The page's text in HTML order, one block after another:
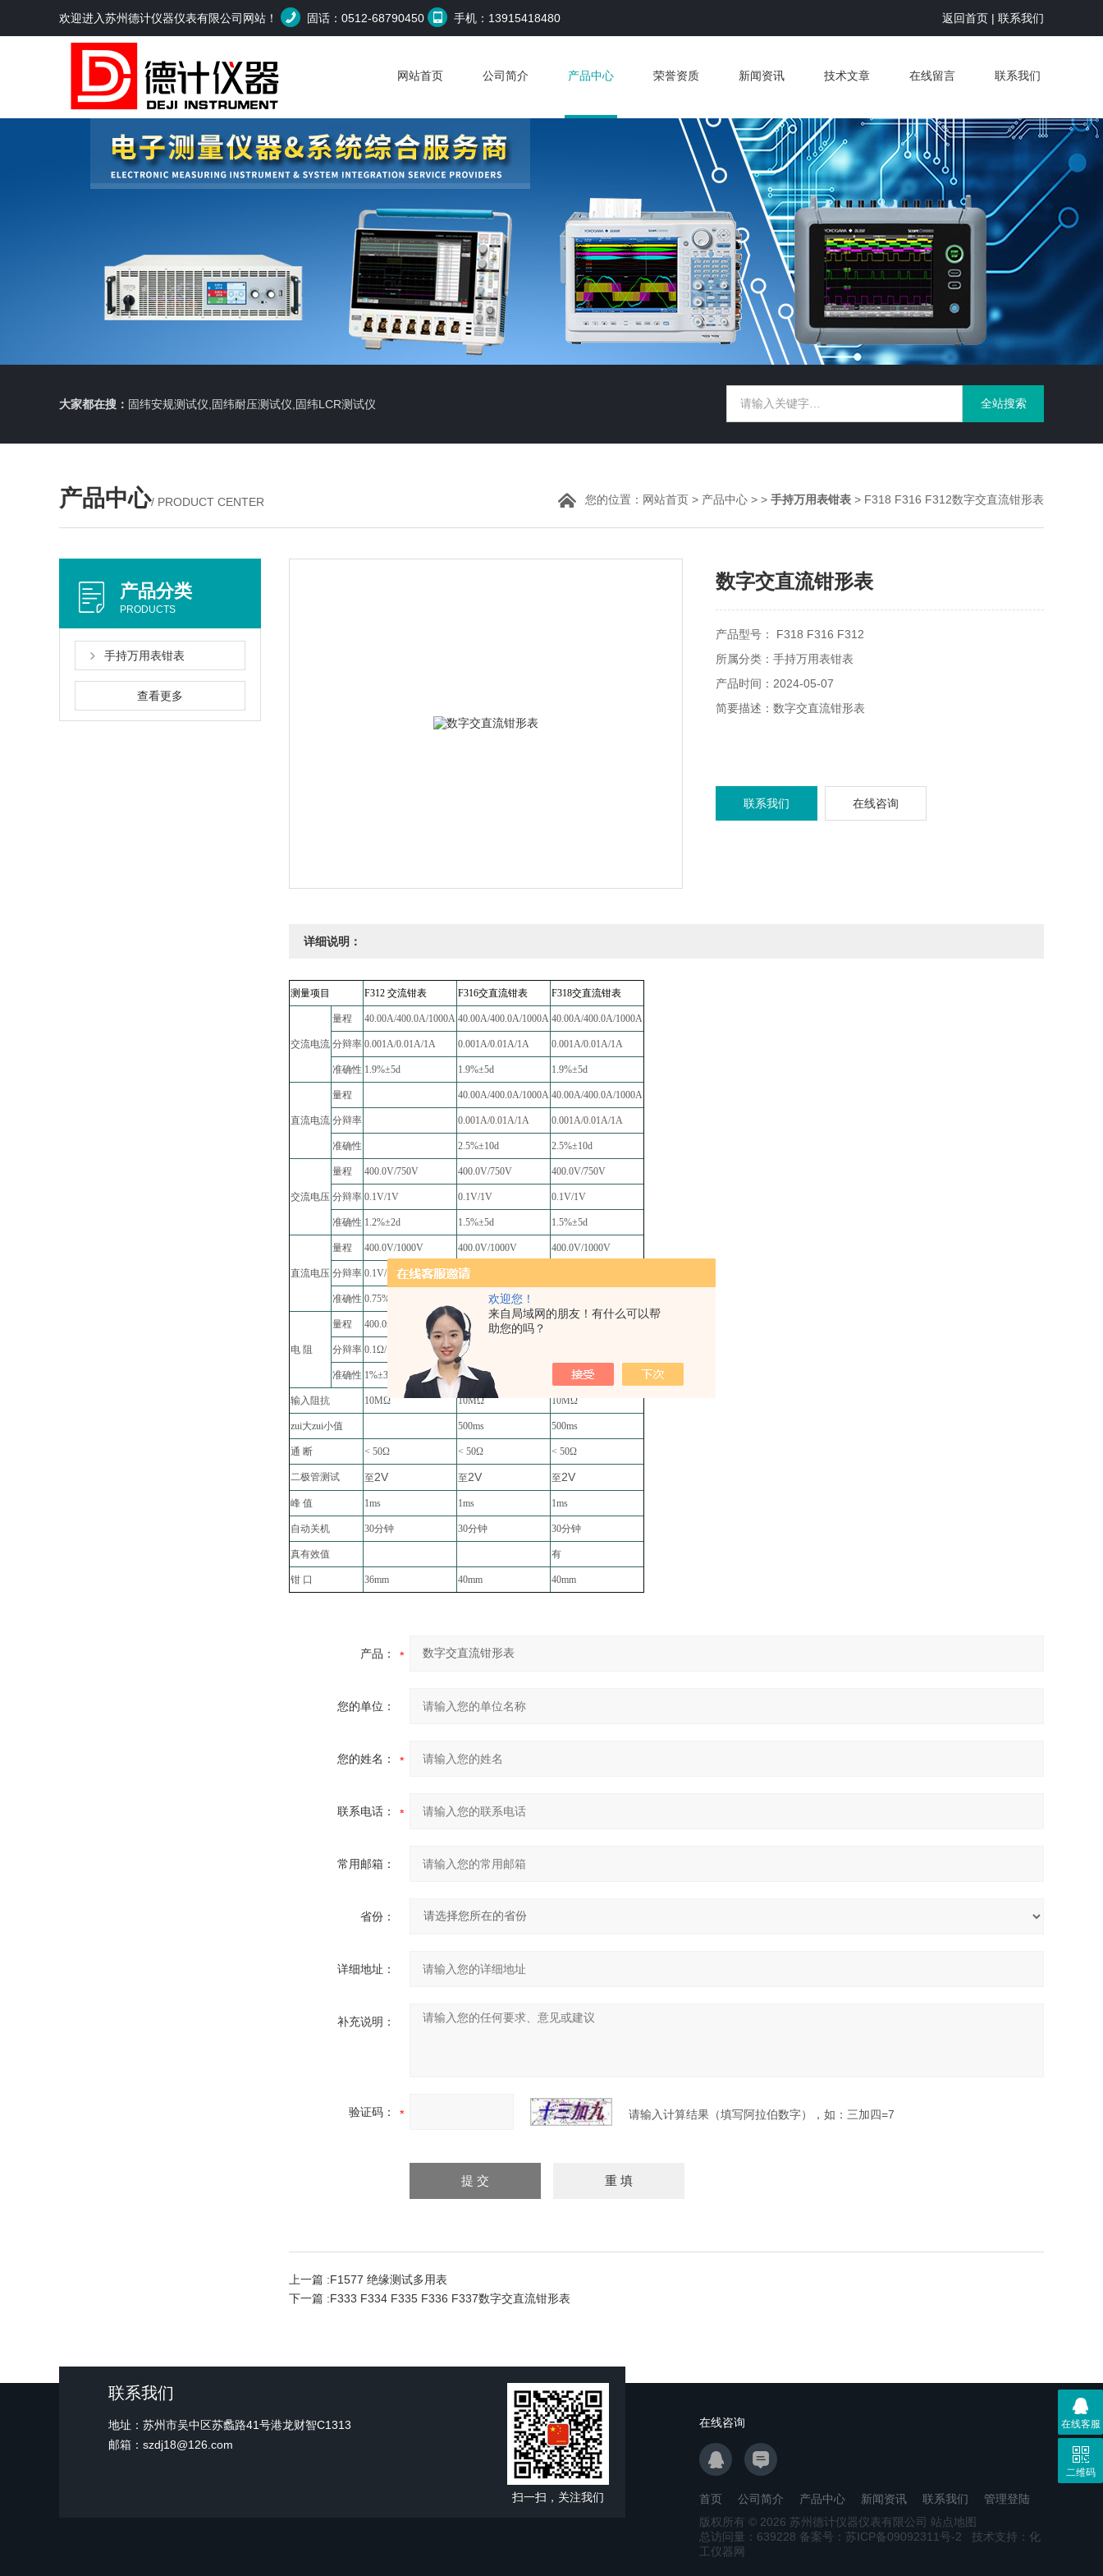
欢迎您！
来自局域网的朋友！有什么可以帮
助您的吗？
欢迎进入苏州德计仪器仪表有限公司网站！ 固话：0512-68790450 手机：13915418480 返回首页 | 联系我们
网站首页 公司简介 产品中心 荣誉资质 新闻资讯 技术文章 在线留言 联系我们
大家都在搜： 固纬安规测试仪,固纬耐压测试仪,固纬LCR测试仪
产品中心/ PRODUCT CENTER 您的位置： 网站首页 > 产品中心 > > 手持万用表钳表 > F318 F316 F312数字交直流钳形表
产品分类
PRODUCTS
手持万用表钳表
查看更多
数字交直流钳形表
产品型号： F318 F316 F312
所属分类：手持万用表钳表
产品时间：2024-05-07
简要描述：数字交直流钳形表
联系我们 在线咨询
详细说明：
测量项目 F312 交流钳表 F316交直流钳表 F318交直流钳表
交流电流
量程 40.00A/400.0A/1000A 40.00A/400.0A/1000A 40.00A/400.0A/1000A
分辩率 0.001A/0.01A/1A 0.001A/0.01A/1A 0.001A/0.01A/1A
准确性 1.9%±5d 1.9%±5d 1.9%±5d
直流电流
量程 40.00A/400.0A/1000A 40.00A/400.0A/1000A
分辩率 0.001A/0.01A/1A 0.001A/0.01A/1A
准确性 2.5%±10d 2.5%±10d
交流电压
量程 400.0V/750V 400.0V/750V 400.0V/750V
分辩率 0.1V/1V 0.1V/1V 0.1V/1V
准确性 1.2%±2d 1.5%±5d 1.5%±5d
直流电压
量程 400.0V/1000V 400.0V/1000V 400.0V/1000V
分辩率 0.1V/1V 0.1V/1V
准确性 0.75%±2d
电 阻
量程 400.0Ω/4000Ω 400.0Ω/4000Ω
分辩率 0.1Ω/1Ω 0.1Ω/1Ω
准确性 1%±3d 1%±3d 1%±3d
输入阻抗 10MΩ 10MΩ 10MΩ
zui大zui小值 500ms 500ms
通 断 < 50Ω < 50Ω < 50Ω
二极管测试 至2V 至2V 至2V
峰 值 1ms 1ms 1ms
自动关机 30分钟 30分钟 30分钟
真有效值 有
钳 口 36mm 40mm 40mm
产品：
您的单位：
您的姓名：
联系电话：
常用邮箱：
省份：
详细地址：
补充说明：
验证码： 请输入计算结果（填写阿拉伯数字），如：三加四=7
上一篇 :F1577 绝缘测试多用表
下一篇 :F333 F334 F335 F336 F337数字交直流钳形表
联系我们
地址：苏州市吴中区苏蠡路41号港龙财智C1313
邮箱：szdj18@126.com
扫一扫，关注我们
在线咨询
首页 公司简介 产品中心 新闻资讯 联系我们
管理登陆
版权所有 © 2026 苏州德计仪器仪表有限公司 站点地图
总访问量： 639228 备案号：苏ICP备09092311号-2 技术支持： 化
工仪器网
在线客服
二维码